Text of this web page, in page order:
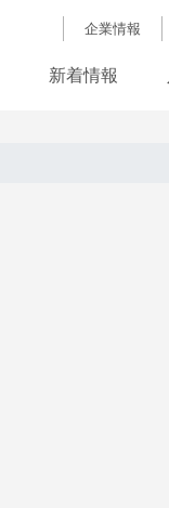
新着情報
企業情報